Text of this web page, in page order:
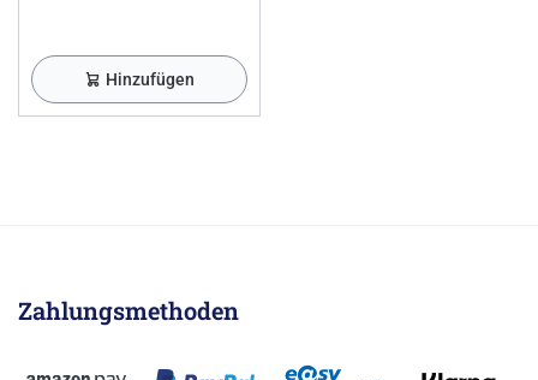
Hinzufügen
Zahlungsmethoden